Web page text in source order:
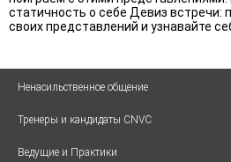
статичность о себе Девиз встречи:
своих представлений и узнавайте
Ненасильственное общение
Тренеры и кандидаты CNVC
Ведущие и Практики